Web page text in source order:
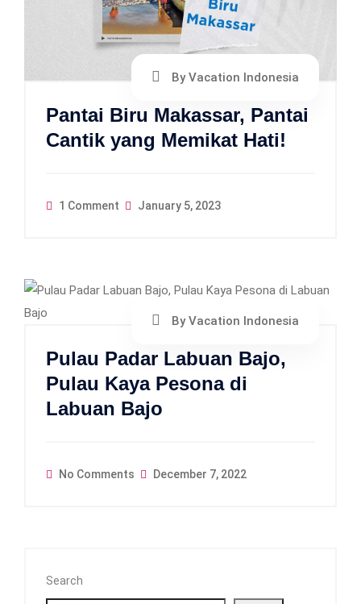
By Vacation Indonesia
Pantai Biru Makassar, Pantai
Cantik yang Memikat Hati!
1 Comment January 5, 2023
By Vacation Indonesia
Pulau Padar Labuan Bajo,
Pulau Kaya Pesona di
Labuan Bajo
No Comments December 7, 2022
Search